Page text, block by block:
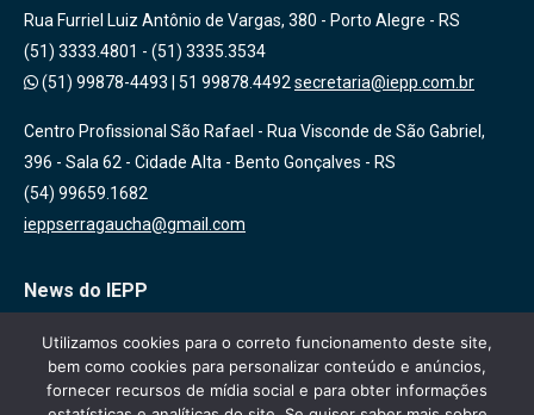
Rua Furriel Luiz Antônio de Vargas, 380 - Porto Alegre - RS
(51) 3333.4801 - (51) 3335.3534
(51) 99878-4493
51 99878.4492 secretaria@iepp.com.br
Centro Profissional São Rafael - Rua Visconde de São Gabriel,
396 - Sala 62 - Cidade Alta - Bento Gonçalves - RS
(54) 99659.1682
ieppserragaucha@gmail.com
News do IEPP
Inscreva-se em nossa lista de emails para receber novidades
sobre nossas atividades, cursos e eventos!
Utilizamos cookies para o correto funcionamento deste site,
bem como cookies para personalizar conteúdo e anúncios,
fornecer recursos de mídia social e para obter informações